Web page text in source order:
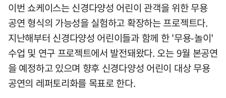
이번 쇼케이스는 신경다양성 어린이 관객을 위한 무용
공연 형식의 가능성을 실험하고 확장하는 프로젝트다.
지난해부터 신경다양성 어린이들과 함께 한 '무용-놀이'
수업 및 연구 프로젝트에서 발전돼왔다. 오는 9월 본공연
을 예정하고 있으며 향후 신경다양성 어린이 대상 무용
공연의 레퍼토리화를 목표로 한다.